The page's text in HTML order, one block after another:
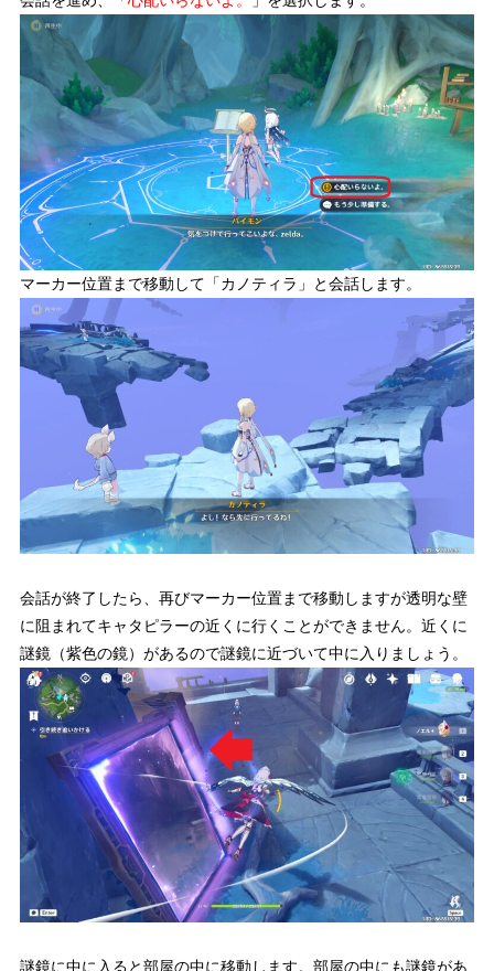
マーカー位置まで移動して「カノティラ」と会話します。
会話が終了したら、再びマーカー位置まで移動しますが透明な壁
に阻まれてキャタピラーの近くに行くことができません。 近くに
謎鏡（紫色の鏡）があるので謎鏡に近づいて中に入りましょう。
謎鏡に中に入ると部屋の中に移動します。 部屋の中にも謎鏡があ